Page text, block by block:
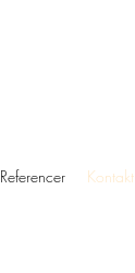
Referencer Kontakt